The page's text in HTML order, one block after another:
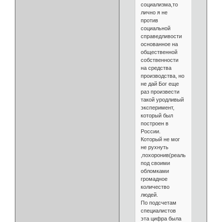
социализма,то
лично я не
против
социальной
справедливости
основанное на
общественной
собственности
на средства
производства, но
не дай Бог еще
раз произвести
такой уродливый
эксперимент,
который был
построен в
России.
Который не мог
не рухнуть
,похоронив(реально)
под своими
обломками
громадное
количество
людей.
По подсчетам
специалистов
эта цифра была